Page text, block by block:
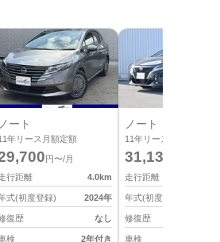
ノート
年リース月額定額
円〜/月
行距離
4.0km
式(初度登録) 2024年
復歴 なし
検 2年付き
ノート
11年リース月額定額
31,130
走行距離
年式(初度登録)
修復歴
車検